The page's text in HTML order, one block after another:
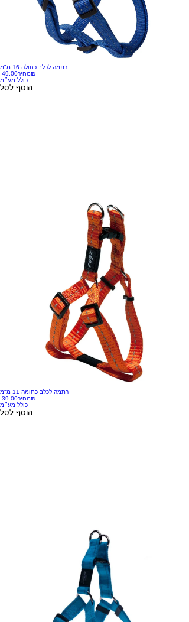
רתמה לכלב כחולה 16 מ"מ
מחיר‏49.00 ‏₪
כולל מע״מ
הוסף לסל
רתמה לכלב כתומה 11 מ"מ
מחיר‏39.00 ‏₪
כולל מע״מ
הוסף לסל